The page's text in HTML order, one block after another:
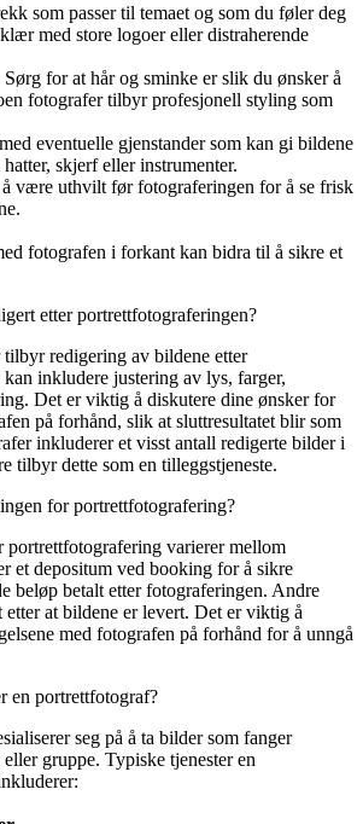
som passer til temaet og som du føler deg
med store logoer eller distraherende
for at hår og sminke er slik du ønsker å
fotografer tilbyr profesjonell styling som
eventuelle gjenstander som kan gi bildene
skjerf eller instrumenter.
være uthvilt før fotograferingen for å se frisk
fotografen i forkant kan bidra til å sikre et
etter portrettfotograferingen?
tilbyr redigering av bildene etter
inkludere justering av lys, farger,
Det er viktig å diskutere dine ønsker for
på forhånd, slik at sluttresultatet blir som
inkluderer et visst antall redigerte bilder i
tilbyr dette som en tilleggstjeneste.
for portrettfotografering?
portrettfotografering varierer mellom
et depositum ved booking for å sikre
beløp betalt etter fotograferingen. Andre
etter at bildene er levert. Det er viktig å
med fotografen på forhånd for å unngå
en portrettfotograf?
seg på å ta bilder som fanger
eller gruppe. Typiske tjenester en